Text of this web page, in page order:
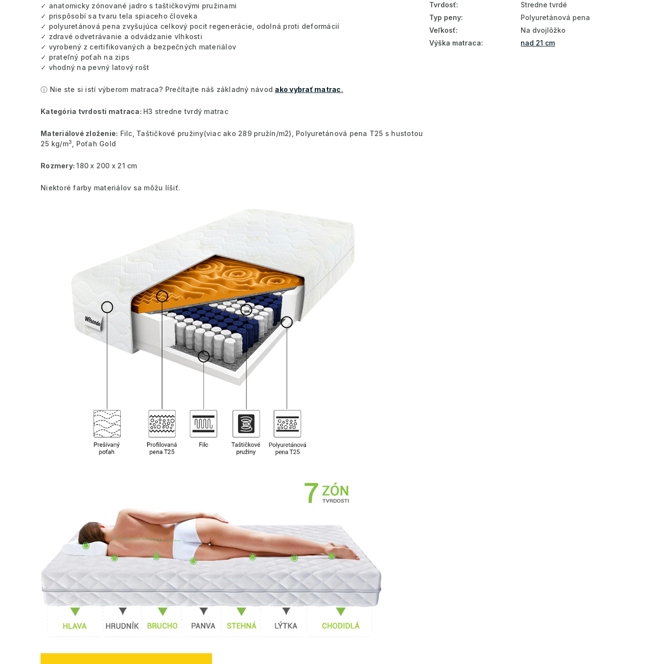
✓ anatomicky zónované jadro s taštičkovými pružinami
✓ prispôsobí sa tvaru tela spiaceho človeka
✓ polyuretánová pena zvyšujúca celkový pocit regenerácie, odolná proti deformácií
✓ zdravé odvetrávanie a odvádzanie vlhkosti
✓ vyrobený z certifikovaných a bezpečných materiálov
✓ prateľný poťah na zips
✓ vhodný na pevný latový rošt
ⓘ Nie ste si istí výberom matraca? Prečítajte náš základný návod ako vybrať matrac.
Kategória tvrdosti matraca: H3 stredne tvrdý matrac
Materiálové zloženie: Filc, Taštičkové pružiny(viac ako 289 pružín/m2), Polyuretánová pena T25 s hustotou
25 kg/m3 , Poťah Gold
Rozmery:180 x 200 x 21 cm
Niektoré farby materiálov sa môžu líšiť.
Tvrdosť:
Stredne tvrdé
Typ peny:
Polyuretánová pena
Veľkosť:
Na dvojlôžko
Výška matraca: nad 21 cm